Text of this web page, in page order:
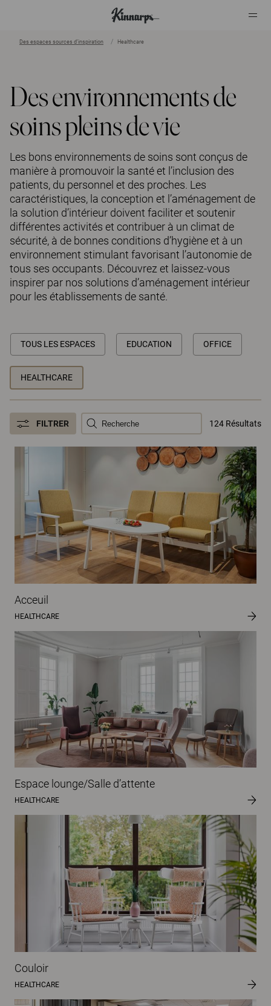
Des espaces sources d’inspiration Healthcare
Des environnements de
soins pleins de vie
Les bons environnements de soins sont conçus de
manière à promouvoir la santé et l’inclusion des
patients, du personnel et des proches. Les
caractéristiques, la conception et l’aménagement de
la solution d’intérieur doivent faciliter et soutenir
différentes activités et contribuer à un climat de
sécurité, à de bonnes conditions d’hygiène et à un
environnement stimulant favorisant l’autonomie de
tous ses occupants. Découvrez et laissez-vous
inspirer par nos solutions d’aménagement intérieur
pour les établissements de santé.
TOUS LES ESPACES EDUCATION OFFICE
HEALTHCARE
FILTRER 124 Résultats
Acceuil
HEALTHCARE
Espace lounge/Salle d’attente
HEALTHCARE
Couloir
HEALTHCARE